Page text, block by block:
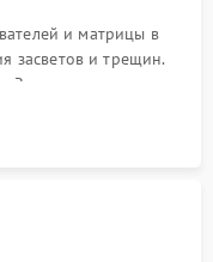
и матрицы в
засветов и трещин.
корпуса.
обеспечения.